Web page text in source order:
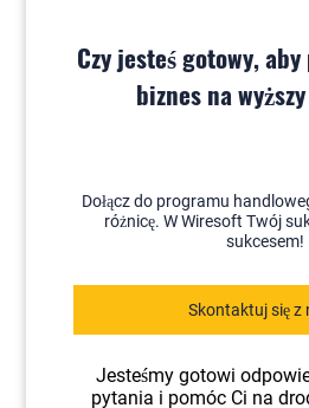
Czy jesteś gotowy,
biznes na
Dołącz do programu
różnicę. W Wiresoft Twój
sukcesem!
Skontaktuj się z
Jesteśmy gotowi
pytania i pomóc Ci na